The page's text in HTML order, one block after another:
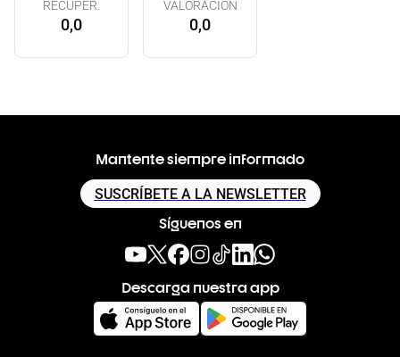
RECUPER.
0,0
VALORACIÓN
0,0
Mantente siempre informado
SUSCRÍBETE A LA NEWSLETTER
Síguenos en
Descarga nuestra app